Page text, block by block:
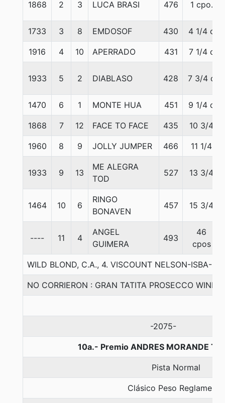
1868 2 3 LUCA BRASI 476 1 cpo.
1733 3 8 EMDOSOF 430 4 1/4 c
1916 4 10 APERRADO 431 7 1/4 c
1933 5 2 DIABLASO 428 7 3/4 c
1470 6 1 MONTE HUA 451 9 1/4 c
1868 7 12 FACE TO FACE 435 10 3/4
1960 8 9 JOLLY JUMPER 466 11 1/4
1933 9 13
ME ALEGRA
TOD
527 13 3/4
1464 10 6
RINGO
BONAVEN
457 15 3/4
---- 11 4
ANGEL
GUIMERA
493
46
cpos
WILD BLOND, C.A., 4. VISCOUNT NELSON-ISBA-
NO CORRIERON : GRAN TATITA PROSECCO WINE
-2075-
10a.- Premio ANDRES MORANDE
Pista Normal
Clásico Peso Reglamento